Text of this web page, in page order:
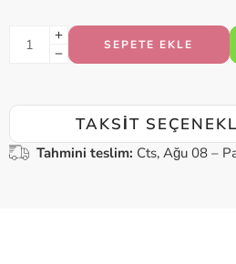
SEPETE EKLE
TAKSIT
Tahmini teslim: Cts, Ağu 08 –